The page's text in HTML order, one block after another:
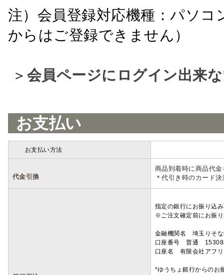
注）会員登録対応機種：パソ
からはご登録できません）
＞ 会員ページにログイン出来
お支払い
お支払い方法
代金引換
商品到着時に商品代
＊代引き時のカード
指定の銀行にお振り込
※ご注文確定前にお振
金融機関名 埼玉りそ
口座番号 普通
口座名 有限会社アフ
*ゆうちょ銀行からのお